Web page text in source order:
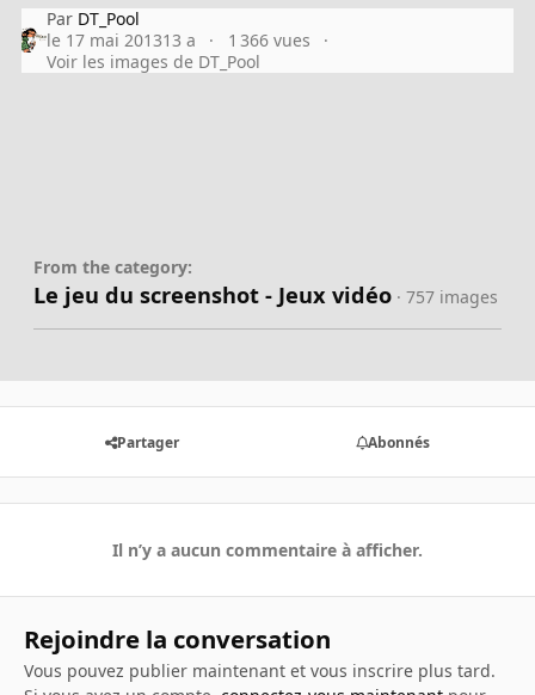
Par DT_Pool
le 17 mai 201313 a
1 366 vues
Voir les images de DT_Pool
From the category:
Le jeu du screenshot - Jeux vidéo · 757 images
Partager Abonnés
Il n’y a aucun commentaire à afficher.
Rejoindre la conversation
Vous pouvez publier maintenant et vous inscrire plus tard.